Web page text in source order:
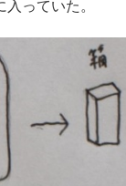
っていた。